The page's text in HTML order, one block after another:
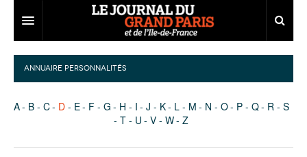
Grand Paris
Territoires
Aménagement
Entreprises
ANNUAIRE PERSONNALITÉS
A B C D E F G H I J K L M N O P Q R
S
T
U V W Z